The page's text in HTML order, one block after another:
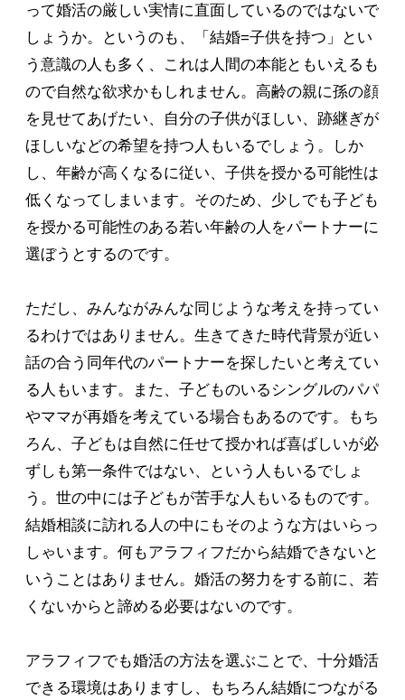
って婚活の厳しい実情に直面しているのではないで
しょうか。というのも、「結婚=子供を持つ」とい
う意識の人も多く、これは人間の本能ともいえるも
ので自然な欲求かもしれません。高齢の親に孫の顔
を見せてあげたい、自分の子供がほしい、跡継ぎが
ほしいなどの希望を持つ人もいるでしょう。しか
し、年齢が高くなるに従い、子供を授かる可能性は
低くなってしまいます。そのため、少しでも子ども
を授かる可能性のある若い年齢の人をパートナーに
選ぼうとするのです。
ただし、みんながみんな同じような考えを持ってい
るわけではありません。生きてきた時代背景が近い
話の合う同年代のパートナーを探したいと考えてい
る人もいます。また、子どものいるシングルのパパ
やママが再婚を考えている場合もあるのです。もち
ろん、子どもは自然に任せて授かれば喜ばしいが必
ずしも第一条件ではない、という人もいるでしょ
う。世の中には子どもが苦手な人もいるものです。
結婚相談に訪れる人の中にもそのような方はいらっ
しゃいます。何もアラフィフだから結婚できないと
いうことはありません。婚活の努力をする前に、若
くないからと諦める必要はないのです。
アラフィフでも婚活の方法を選ぶことで、十分婚活
できる環境はありますし、もちろん結婚につながる